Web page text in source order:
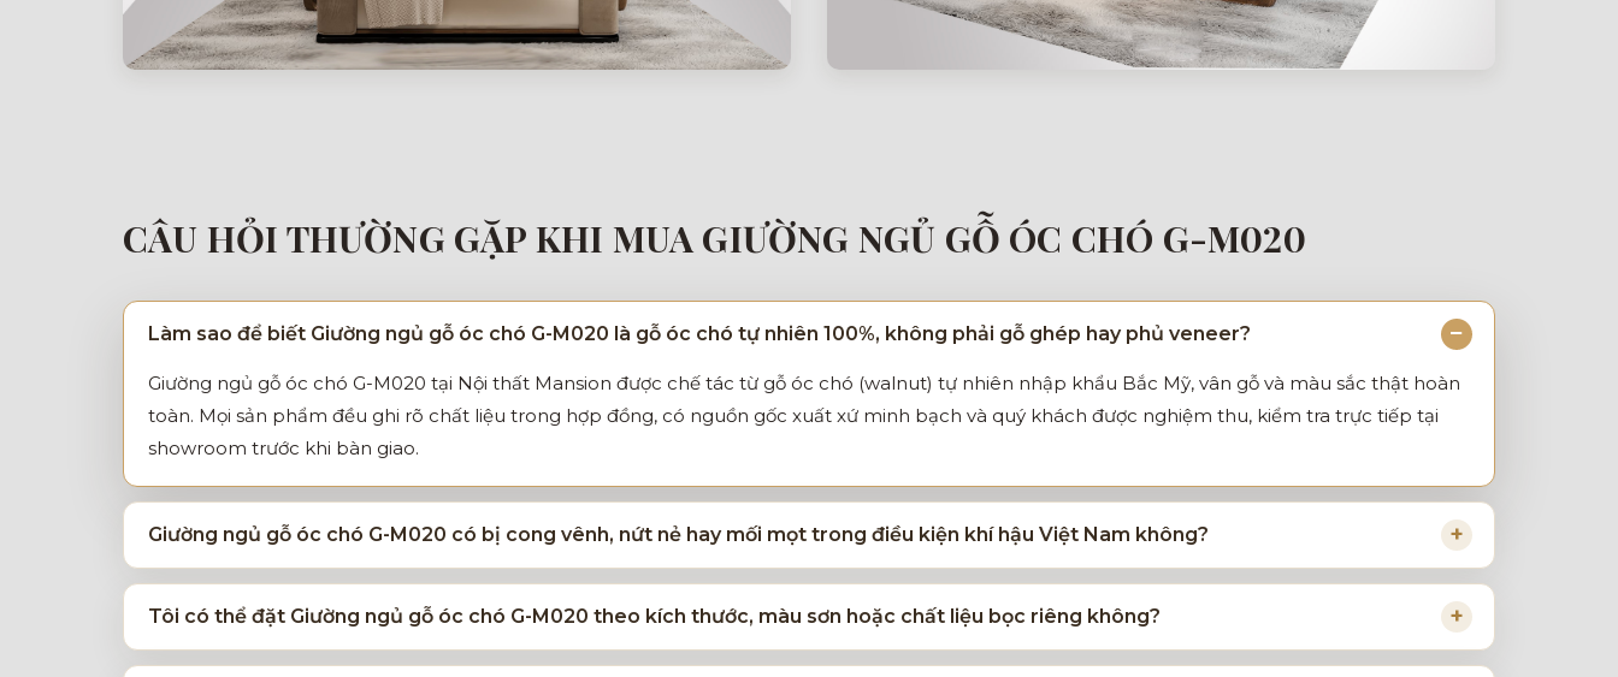
CÂU HỎI THƯỜNG GẶP KHI MUA GIƯỜNG NGỦ GỖ ÓC CHÓ G-M020
Làm sao để biết Giường ngủ gỗ óc chó G-M020 là gỗ óc chó tự nhiên 100%, không phải gỗ ghép hay phủ veneer?
Giường ngủ gỗ óc chó G-M020 tại Nội thất Mansion được chế tác từ gỗ óc chó (walnut) tự nhiên nhập khẩu Bắc Mỹ, vân gỗ và màu sắc thật hoàn
toàn. Mọi sản phẩm đều ghi rõ chất liệu trong hợp đồng, có nguồn gốc xuất xứ minh bạch và quý khách được nghiệm thu, kiểm tra trực tiếp tại
showroom trước khi bàn giao.
Giường ngủ gỗ óc chó G-M020 có bị cong vênh, nứt nẻ hay mối mọt trong điều kiện khí hậu Việt Nam không?
Tôi có thể đặt Giường ngủ gỗ óc chó G-M020 theo kích thước, màu sơn hoặc chất liệu bọc riêng không?